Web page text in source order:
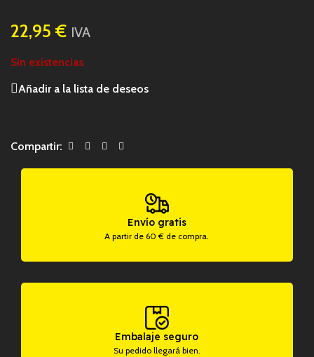
22,95 € IVA
Sin existencias
Añadir a la lista de deseos
Compartir:
Envío gratis
A partir de 60 € de compra.
Embalaje seguro
Su pedido llegará bien.